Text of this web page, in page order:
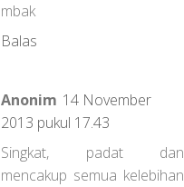
mbak
Balas
Anonim 14 November
2013 pukul 17.43
Singkat, padat dan
mencakup semua kelebihan